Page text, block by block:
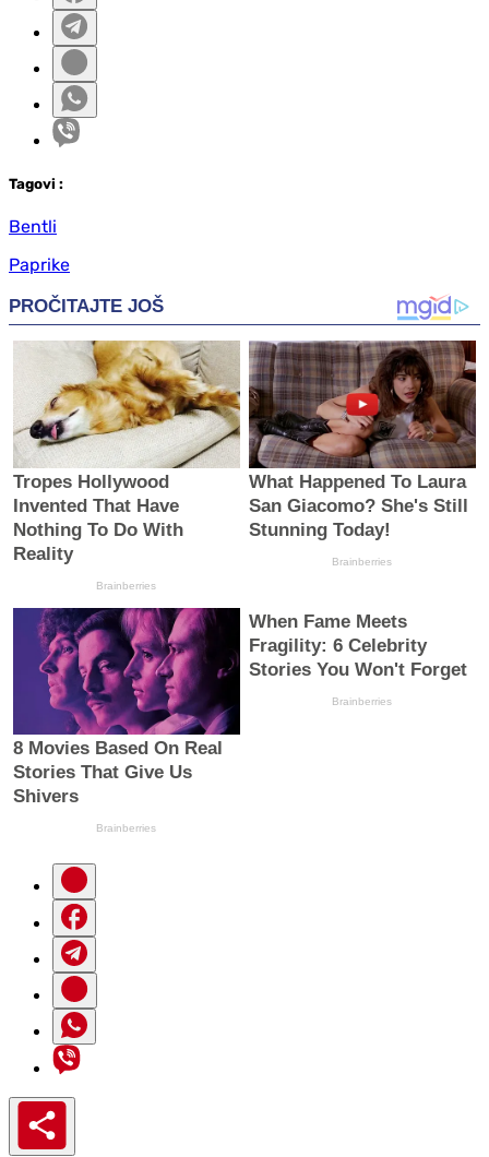
Tagovi :
Bentli
Paprike